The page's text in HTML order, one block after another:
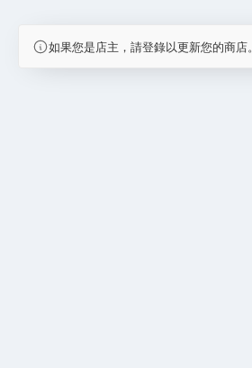
如果您是店主，請登錄以更新您的商店。